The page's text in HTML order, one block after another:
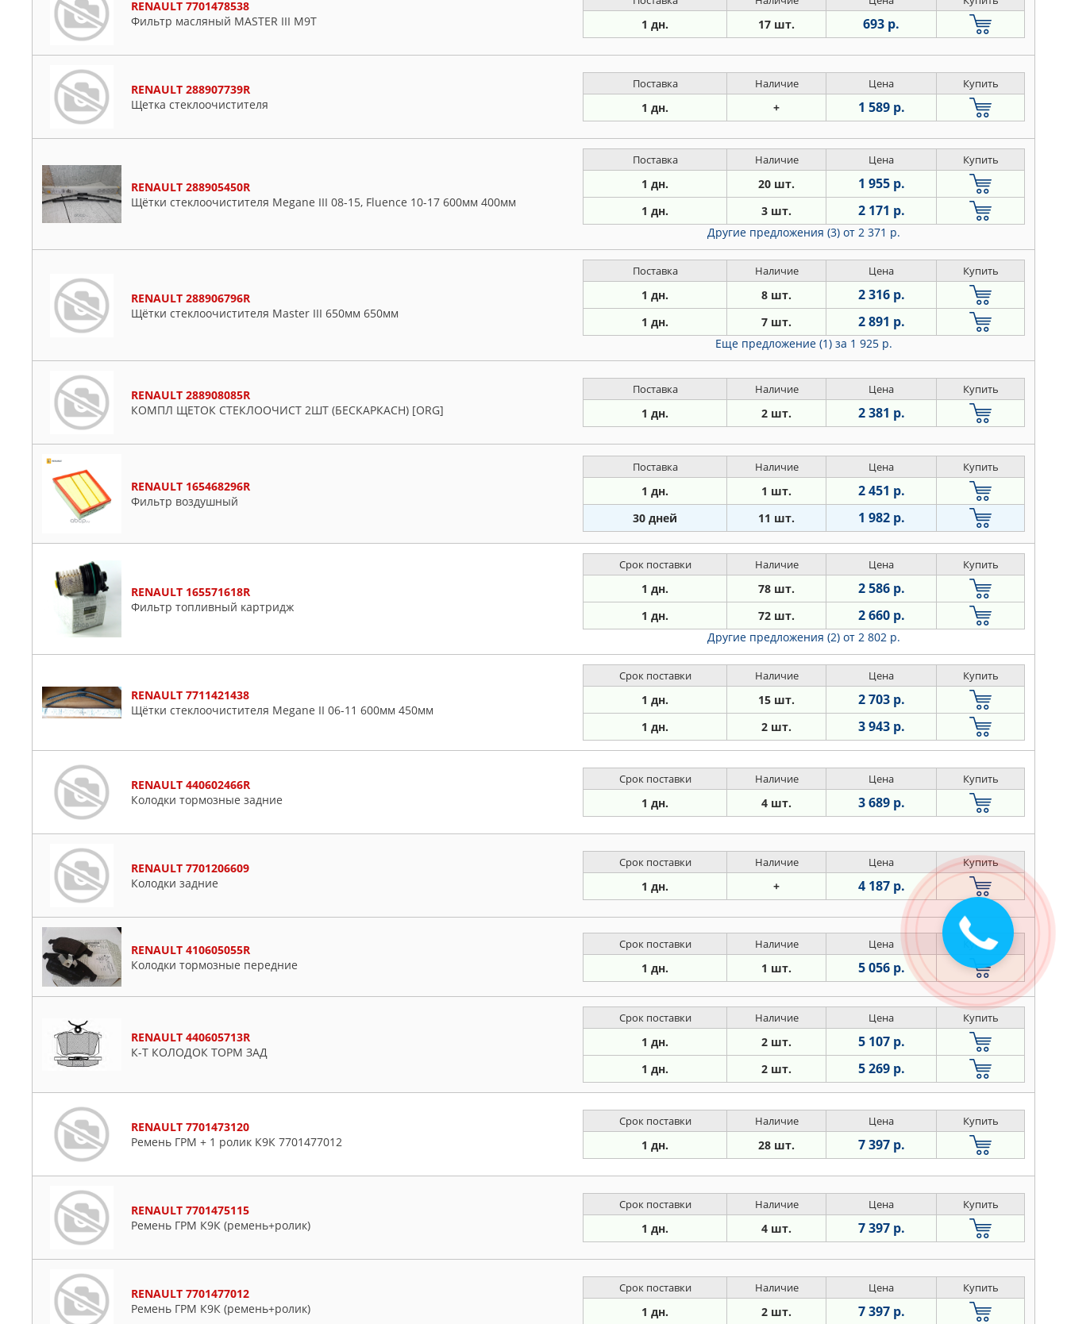
RENAULT 7701478538
Фильтр масляный MASTER III M9T
1 дн. 17 шт. 693 р.
RENAULT 288907739R
Щетка стеклоочистителя
Поставка Наличие Цена Купить
1 дн. + 1 589 р.
RENAULT 288905450R
Щётки стеклоочистителя Megane III 08-15, Fluence 10-17 600мм 400мм
Поставка Наличие Цена Купить
1 дн. 20 шт. 1 955 р.
1 дн. 3 шт. 2 171 р.
Другие предложения (3) от 2 371 р.
RENAULT 288906796R
Щётки стеклоочистителя Master III 650мм 650мм
Поставка Наличие Цена Купить
1 дн. 8 шт. 2 316 р.
1 дн. 7 шт. 2 891 р.
Еще предложение (1) за 1 925 р.
RENAULT 288908085R
КОМПЛ ЩЕТОК СТЕКЛООЧИСТ 2ШТ (БЕСКАРКАСН) [ORG]
Поставка Наличие Цена Купить
1 дн. 2 шт. 2 381 р.
RENAULT 165468296R
Фильтр воздушный
Поставка Наличие Цена Купить
1 дн. 1 шт. 2 451 р.
30 дней 11 шт. 1 982 р.
RENAULT 165571618R
Фильтр топливный картридж
Срок поставки Наличие Цена Купить
1 дн. 78 шт. 2 586 р.
1 дн. 72 шт. 2 660 р.
Другие предложения (2) от 2 802 р.
RENAULT 7711421438
Щётки стеклоочистителя Megane II 06-11 600мм 450мм
Срок поставки Наличие Цена Купить
1 дн. 15 шт. 2 703 р.
1 дн. 2 шт. 3 943 р.
RENAULT 440602466R
Колодки тормозные задние
Срок поставки Наличие Цена Купить
1 дн. 4 шт. 3 689 р.
RENAULT 7701206609
Колодки задние
Срок поставки Наличие Цена Купить
1 дн. + 4 187 р.
RENAULT 410605055R
Колодки тормозные передние
Срок поставки Наличие Цена Купить
1 дн. 1 шт. 5 056 р.
RENAULT 440605713R
К-Т КОЛОДОК ТОРМ ЗАД
Срок поставки Наличие Цена Купить
1 дн. 2 шт. 5 107 р.
1 дн. 2 шт. 5 269 р.
RENAULT 7701473120
Ремень ГРМ + 1 ролик К9К 7701477012
Срок поставки Наличие Цена Купить
1 дн. 28 шт. 7 397 р.
RENAULT 7701475115
Ремень ГРМ К9К (ремень+ролик)
Срок поставки Наличие Цена Купить
1 дн. 4 шт. 7 397 р.
RENAULT 7701477012
Ремень ГРМ К9К (ремень+ролик)
Срок поставки Наличие Цена Купить
1 дн. 2 шт. 7 397 р.